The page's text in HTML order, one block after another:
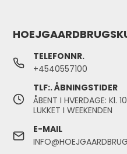
TELEFONNR.
+4540557100
TLF:. ÅBNINGSTIDER
ÅBENT I HVERDAGE: Kl.
LUKKET I WEEKENDEN
E-MAIL